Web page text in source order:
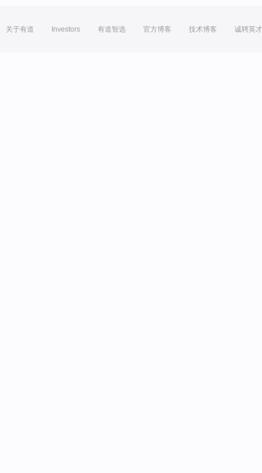
关于有道 Investors 有道智选 官方博客 技术博客 诚聘英才